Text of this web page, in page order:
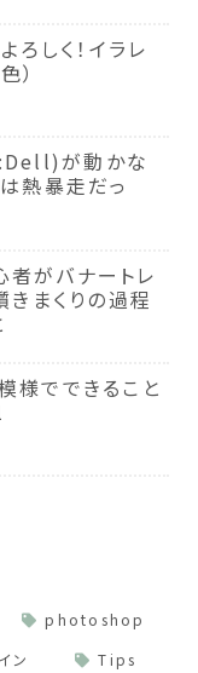
しく！イラレ
）
が動かな
熱暴走だっ
がバナートレ
きまくりの過程
でできること
photoshop
ン
Tips